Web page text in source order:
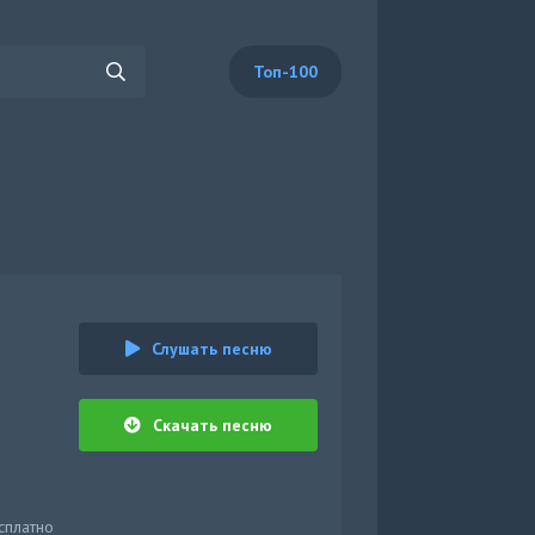
Топ-100
Слушать песню
Скачать песню